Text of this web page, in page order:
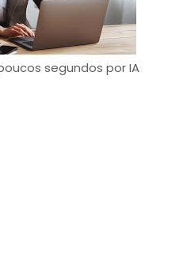
segundos por IA